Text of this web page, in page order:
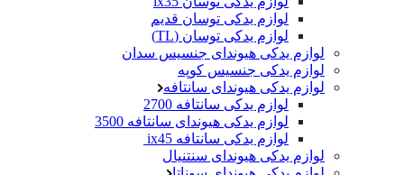
لوازم یدکی توسان قدیم
لوازم یدکی توسان (TL)
لوازم یدکی هیوندای جنسیس سدان
لوازم یدکی جنسیس کوپه
لوازم یدکی هیوندای سانتافه
لوازم یدکی سانتافه 2700
لوازم یدکی هیوندای سانتافه 3500
لوازم یدکی سانتافه ix45
لوازم یدکی هیوندای سنتنیال